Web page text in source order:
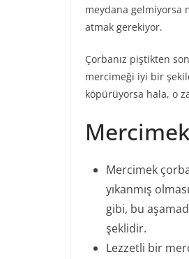
meydana gelmiyorsa
atmak gerekiyor.
Çorbanız piştikten
mercimeği iyi bir
köpürüyorsa hala, o
Mercimek
yıkanmış
gibi, bu
şeklidir.
Lezzetli bir